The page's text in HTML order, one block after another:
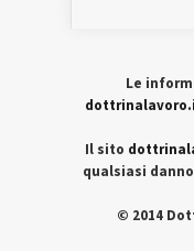
Le
Il sito
qualsiasi
© 2014